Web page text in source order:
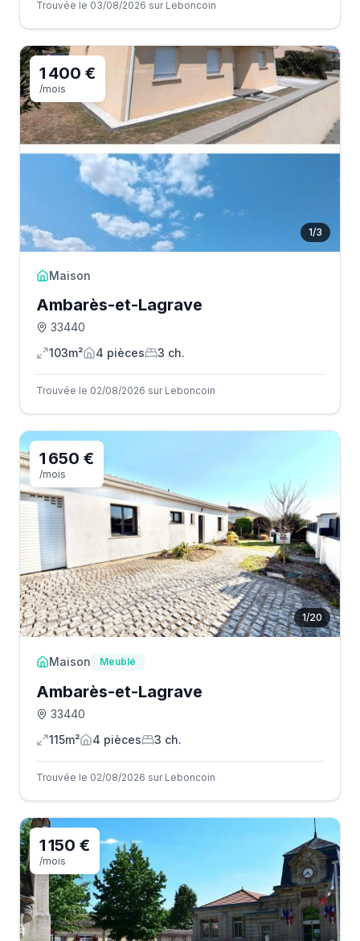
Trouvée le 03/08/2026 sur Leboncoin
1/3
1 400 €
/mois
Maison
Ambarès-et-Lagrave
33440
103m²
4 pièces 3 ch.
Trouvée le 02/08/2026 sur Leboncoin
1/20
1 650 €
/mois
Maison Meublé
Ambarès-et-Lagrave
33440
115m²
4 pièces 3 ch.
Trouvée le 02/08/2026 sur Leboncoin
1 150 €
/mois